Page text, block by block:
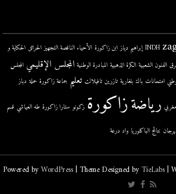
INDH إبراهيم دياز ابن زاكورة الأحياء الناقصة التجهيز الحرائق الحكاية و
الفنون الشعبية الكرة الذهبية المبادرة الوطنية المجلس الإقليمي المجلس
امتحانات باك بلغارية تازرين تافيلالت تعليم جماعة زاكورة حملة دباز
رياضةزاكورة زكونو ستارا زاكورة طه العياشي قسم
نتائج الباكلوريا واد درعة
Powered byWordPress| Theme Designed byTieLabs|